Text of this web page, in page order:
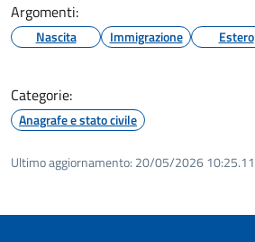
Argomenti:
Nascita Immigrazione Estero
Categorie:
Anagrafe e stato civile
Ultimo aggiornamento: 20/05/2026 10:25.11